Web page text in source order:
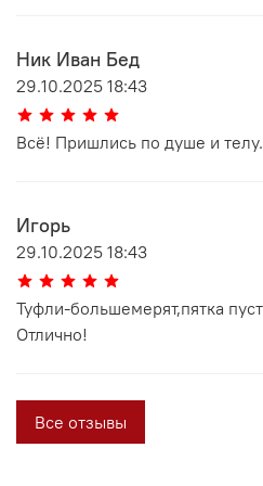
Ник Иван Бед
29.10.2025 18:43
Всё! Пришлись по душе и телу.
Игорь
29.10.2025 18:43
Туфли-большемерят,пятка
Отлично!
Все отзывы